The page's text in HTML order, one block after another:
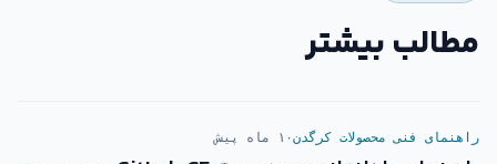
مطالب بیشتر
راهنمای فنی محصولات کرگدن۱۰ ماه پیش